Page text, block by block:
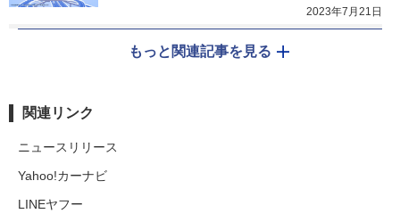
2023年7月21日
もっと関連記事を見る
関連リンク
ニュースリリース
Yahoo!カーナビ
LINEヤフー